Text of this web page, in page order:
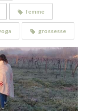
femme
grossesse